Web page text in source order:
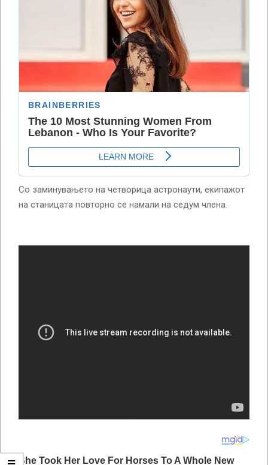
Со заминувањето на четворица астронаути, екипажот
на станицата повторно се намали на седум члена.